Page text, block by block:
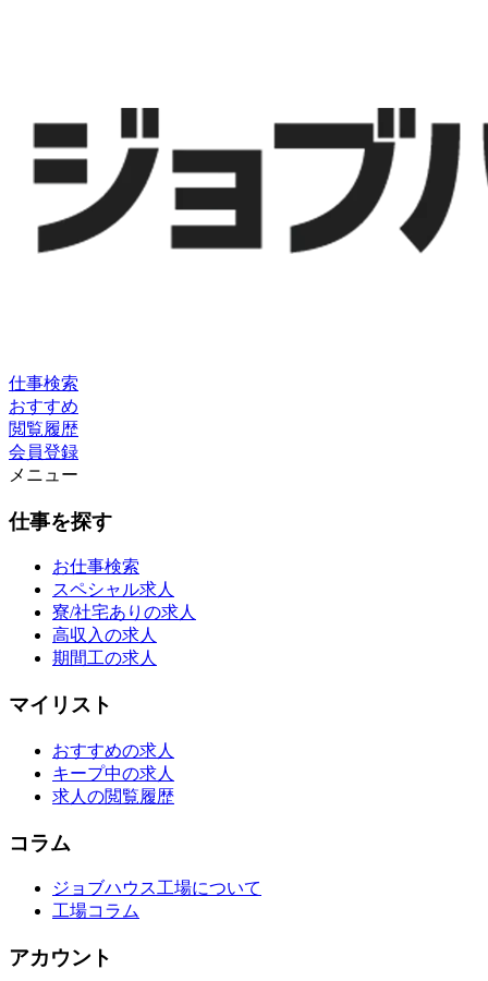
仕事検索
おすすめ
閲覧履歴
会員登録
メニュー
仕事を探す
お仕事検索
スペシャル求人
寮/社宅ありの求人
高収入の求人
期間工の求人
マイリスト
おすすめの求人
キープ中の求人
求人の閲覧履歴
コラム
ジョブハウス工場について
工場コラム
アカウント